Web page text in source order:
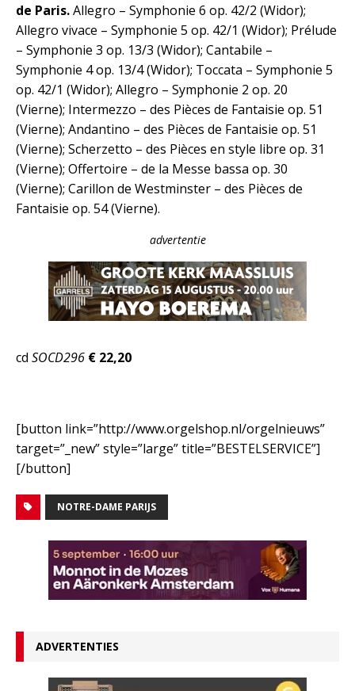
de Paris.Allegro – Symphonie 6 op. 42/2 (Widor);
Allegro vivace – Symphonie 5 op. 42/1 (Widor); Prélude
– Symphonie 3 op. 13/3 (Widor); Cantabile –
Symphonie 4 op. 13/4 (Widor); Toccata – Symphonie 5
op. 42/1 (Widor); Allegro – Symphonie 2 op. 20
(Vierne); Intermezzo – des Pièces de Fantaisie op. 51
(Vierne); Andantino – des Pièces de Fantaisie op. 51
(Vierne); Scherzetto – des Pièces en style libre op. 31
(Vierne); Offertoire – de la Messe bassa op. 30
(Vierne); Carillon de Westminster – des Pièces de
Fantaisie op. 54 (Vierne).
advertentie
cd SOCD296 € 22,20
[button link=”http://www.orgelshop.nl/orgelnieuws”
target=”_new” style=”large” title=”BESTELSERVICE”]
[/button]
NOTRE-DAME PARIJS
ADVERTENTIES